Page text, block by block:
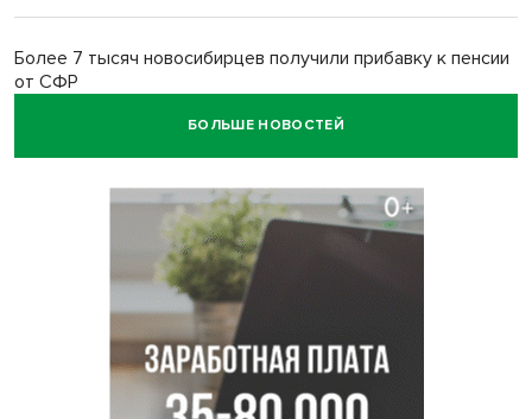
Более 7 тысяч новосибирцев получили прибавку к пенсии
от СФР
Ветеран СВО выявил рак на бесплатной диспансеризации
В Новосибирске сотрудница склада Ozon попыталась
вынести iPhone 17 под одеждой
Дело отравителя за убийство 14-летней давности
возобновили в Новосибирске
БОЛЬШЕ НОВОСТЕЙ